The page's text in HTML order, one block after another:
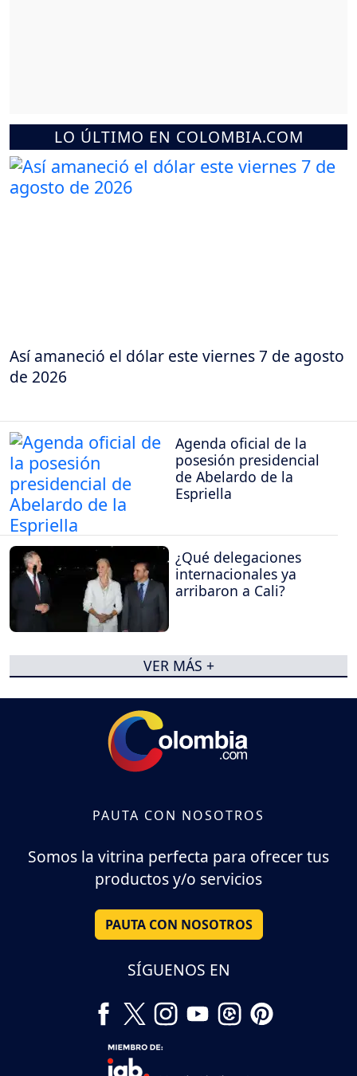
LO ÚLTIMO EN COLOMBIA.COM
Así amaneció el dólar este viernes 7 de agosto
de 2026
Agenda oficial de la
posesión presidencial
de Abelardo de la
Espriella
¿Qué delegaciones
internacionales ya
arribaron a Cali?
VER MÁS +
PAUTA CON NOSOTROS
Somos la vitrina perfecta para ofrecer tus
productos y/o servicios
PAUTA CON NOSOTROS
SÍGUENOS EN